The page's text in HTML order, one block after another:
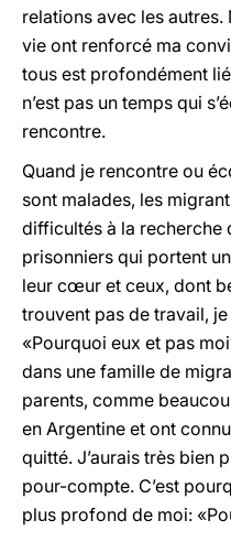
relations avec les autres.
vie ont renforcé ma
tous est profondément
n’est pas un temps qui
rencontre.
Quand je rencontre ou
sont malades, les
difficultés à la recherche
prisonniers qui portent
leur cœur et ceux, dont
trouvent pas de travail,
«Pourquoi eux et pas
dans une famille de
parents, comme
en Argentine et ont
quitté. J’aurais très bien
pour-compte. C’est
plus profond de moi: